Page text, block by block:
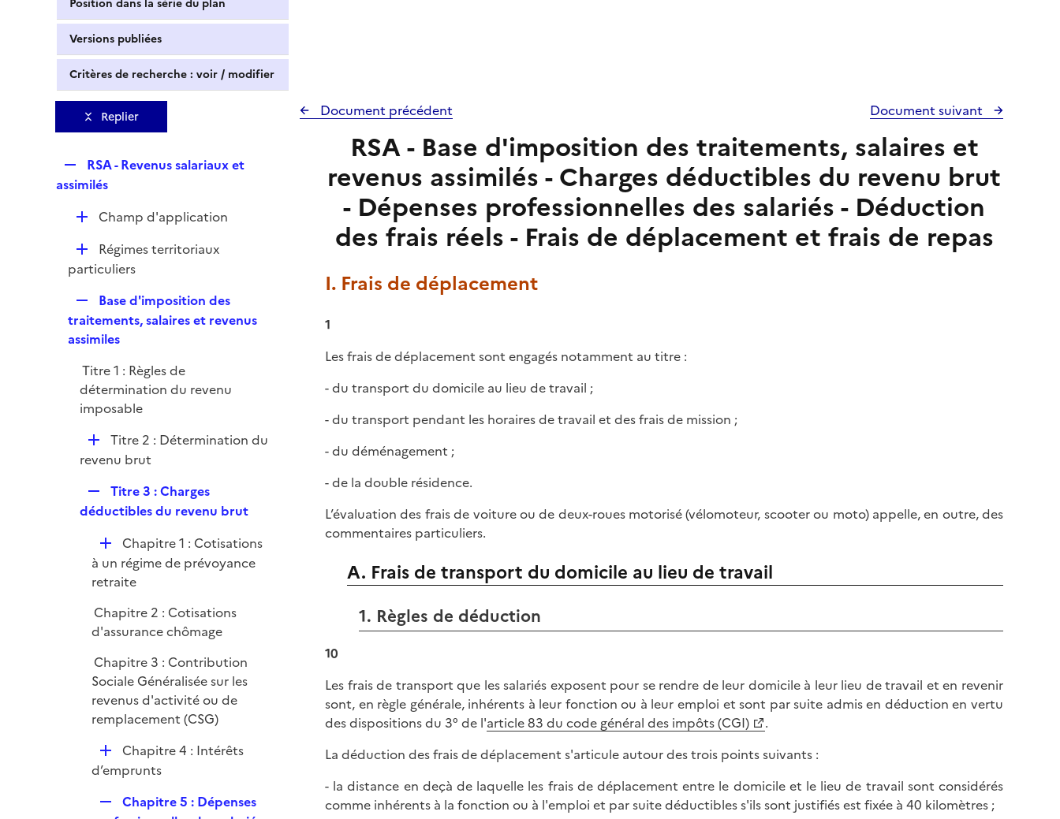
Position dans la série du plan
Versions publiées
Critères de recherche : voir / modifier
Replier
e
l
i
e
r
RSA - Revenus salariaux et
assimilés
D
l
r
Champ d'application
D
é
i
e
r
Régimes territoriaux
particuliers
e
p
i
e
r
Base d'imposition des
traitements, salaires et revenus
assimiles
Titre 1 : Règles de
détermination du revenu
imposable
D
é
i
e
r
Titre 2 : Détermination du
revenu brut
e
l
i
e
r
Titre 3 : Charges
déductibles du revenu brut
D
é
p
i
e
r
Chapitre 1 : Cotisations
à un régime de prévoyance
retraite
Chapitre 2 : Cotisations
d'assurance chômage
Chapitre 3 : Contribution
Sociale Généralisée sur les
revenus d'activité ou de
remplacement (CSG)
D
é
Chapitre 4 : Intérêts
d’emprunts
Chapitre 5 : Dépenses
Document précédent Document suivant
RSA - Base d'imposition des traitements, salaires et
revenus assimilés - Charges déductibles du revenu brut
- Dépenses professionnelles des salariés - Déduction
des frais réels - Frais de déplacement et frais de repas
I. Frais de déplacement
1
Les frais de déplacement sont engagés notamment au titre :
- du transport du domicile au lieu de travail ;
- du transport pendant les horaires de travail et des frais de mission ;
- du déménagement ;
- de la double résidence.
L’évaluation des frais de voiture ou de deux-roues motorisé (vélomoteur, scooter ou moto) appelle, en outre, des
commentaires particuliers.
A. Frais de transport du domicile au lieu de travail
1. Règles de déduction
10
Les frais de transport que les salariés exposent pour se rendre de leur domicile à leur lieu de travail et en revenir
sont, en règle générale, inhérents à leur fonction ou à leur emploi et sont par suite admis en déduction en vertu
des dispositions du 3° de l'article 83 du code général des impôts (CGI)
.
La déduction des frais de déplacement s'articule autour des trois points suivants :
- la distance en deçà de laquelle les frais de déplacement entre le domicile et le lieu de travail sont considérés
comme inhérents à la fonction ou à l'emploi et par suite déductibles s'ils sont justifiés est fixée à 40 kilomètres ;